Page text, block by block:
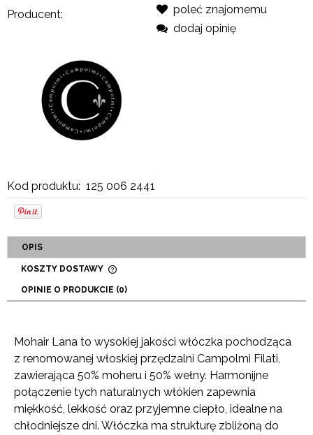
Producent:
Kod produktu: 125 006 2441
poleć znajomemu
dodaj opinię
OPIS
KOSZTY DOSTAWY
PŁATNOŚCI
OPINIE O PRODUKCIE (0)
Mohair Lana to wysokiej jakości włóczka pochodząca
z renomowanej włoskiej przędzalni Campolmi Filati,
zawierająca 50% moheru i 50% wełny. Harmonijne
połączenie tych naturalnych włókien zapewnia
miękkość, lekkość oraz przyjemne ciepło, idealne na
chłodniejsze dni. Włóczka ma strukturę zbliżoną do